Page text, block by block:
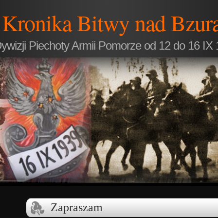
Kronika Bitwy nad
Piechoty Armii Pomorze od 12 do 16 IX
Zapraszam